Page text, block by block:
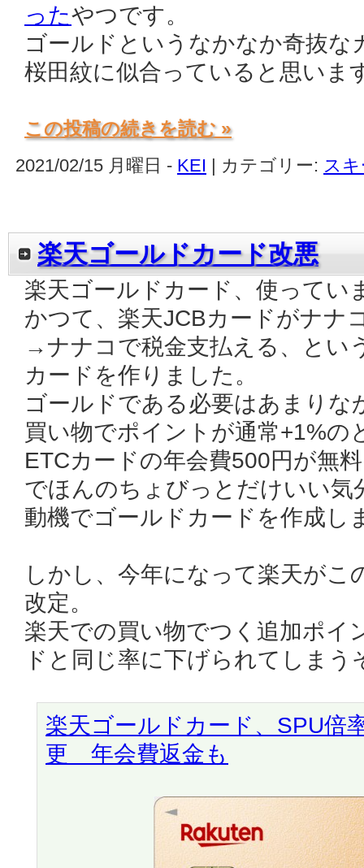
ったやつです。
ゴールドというなかなか奇抜な
桜田紋に似合っていると思いま
この投稿の続きを読む »
2021/02/15 月曜日 - KEI | カテゴリー: ス
楽天ゴールドカード改悪
楽天ゴールドカード、使ってい
かつて、楽天JCBカードがナナ
→ナナコで税金支払える、とい
カードを作りました。
ゴールドである必要はあまりな
買い物でポイントが通常+1%の
ETCカードの年会費500円が無
でほんのちょびっとだけいい気
動機でゴールドカードを作成し
しかし、今年になって楽天がこ
改定。
楽天での買い物でつく追加ポ
ドと同じ率に下げられてしまう
楽天ゴールドカード、SPU倍
更 年会費返金も